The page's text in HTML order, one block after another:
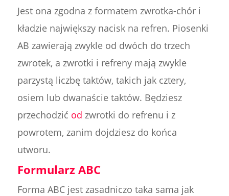
Jest ona zgodna z formatem zwrotka-chór i
kładzie największy nacisk na refren. Piosenki
AB zawierają zwykle od dwóch do trzech
zwrotek, a zwrotki i refreny mają zwykle
parzystą liczbę taktów, takich jak cztery,
osiem lub dwanaście taktów. Będziesz
przechodzić od zwrotki do refrenu i z
powrotem, zanim dojdziesz do końca
utworu.
Formularz ABC
Forma ABC jest zasadniczo taka sama jak